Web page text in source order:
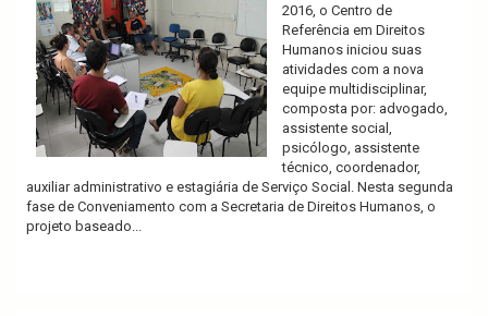
2016, o Centro de
Referência em Direitos
Humanos iniciou suas
atividades com a nova
equipe multidisciplinar,
composta por: advogado,
assistente social,
psicólogo, assistente
técnico, coordenador,
auxiliar administrativo e estagiária de Serviço Social. Nesta segunda
fase de Conveniamento com a Secretaria de Direitos Humanos, o
projeto baseado...